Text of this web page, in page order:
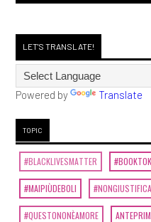
LET'S TRANSLATE!
Powered by Translate
TOPIC
#BLACKLIVESMATTER #BOOKTOK
#MAIPIÙDEBOLI
#QUESTONONÈAMORE